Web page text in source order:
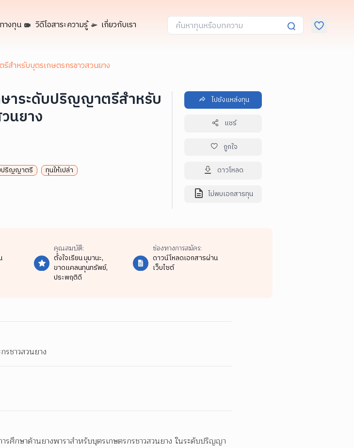
างทุน วิดีโอสาระความรู้ เกี่ยวกับเรา
สำหรับบุตรเกษตรกรชาวสวนยาง
าระดับปริญญาตรีสำหรับ
นยาง
ปริญญาตรี ทุนให้เปล่า
ไปยังแหล่งทุน
แชร์
ถูกใจ
ดาวโหลด
ไม่พบเอกสารทุน
คุณสมบัติ:
ตั้งใจเรียน มุมานะ,
ขาดแคลนทุนทรัพย์,
ประพฤติดี
ช่องทางการสมัคร:
ดาวน์โหลดเอกสารผ่าน
เว็บไซต์
ชาวสวนยาง
ศึกษาด้านยางพาราสำหรับบุตรเกษตรกรชาวสวนยาง ในระดับปริญญา